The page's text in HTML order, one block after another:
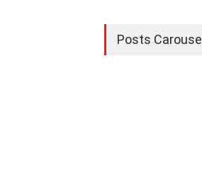
Posts Carousel